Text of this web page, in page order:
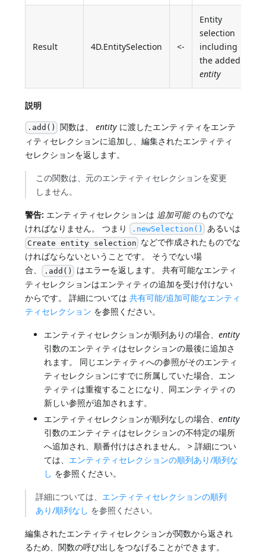
Result 4D.EntitySelection <-
Entity
selection
including
the added
entity
説明
.add() 関数は、 entityに渡したエンティティをエンテ
ィティセレクションに追加し、編集されたエンティティ
セレクションを返します。
この関数は、元のエンティティセレクションを変更
しません。
警告: エンティティセレクションは 追加可能のものでな
ければなりません。 つまり .newSelection() あるいは
Create entity selection などで作成されたものでな
ければならないということです。 そうでない場
合、 .add() はエラーを返します。 共有可能なエンティ
ティセレクションはエンティティの追加を受け付けない
からです。 詳細については共有可能/追加可能なエンティ
ティセレクション を参照ください。
エンティティセレクションが順列ありの場合、entity
引数のエンティティはセレクションの最後に追加さ
れます。 同じエンティティへの参照がそのエンティ
ティセレクションにすでに所属していた場合、エン
ティティは重複することになり、同エンティティの
新しい参照が追加されます。
エンティティセレクションが順列なしの場合、entity
引数のエンティティはセレクションの不特定の場所
へ追加され、順番付けはされません。 > 詳細につい
ては、 エンティティセレクションの順列あり/順列な
し を参照ください。
詳細については、 エンティティセレクションの順列
あり/順列なし を参照ください。
編集されたエンティティセレクションが関数から返され
るため、関数の呼び出しをつなげることができます。